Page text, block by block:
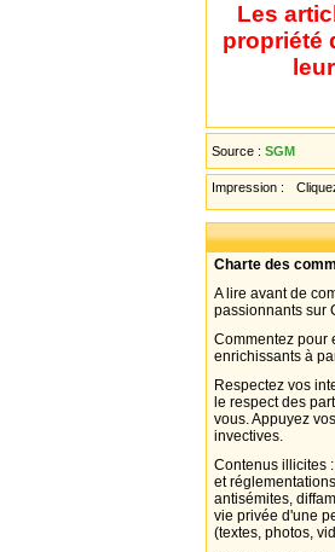
Les
propriété
Source : SGM
Impression :
Charte des
A lire avant de
passionnants sur
Commentez pour
enrichissants à
Respectez vos
le respect des
vous. Appuyez
invectives.
Contenus illicites
et
antisémites,
vie privée d'une
(textes, photos,